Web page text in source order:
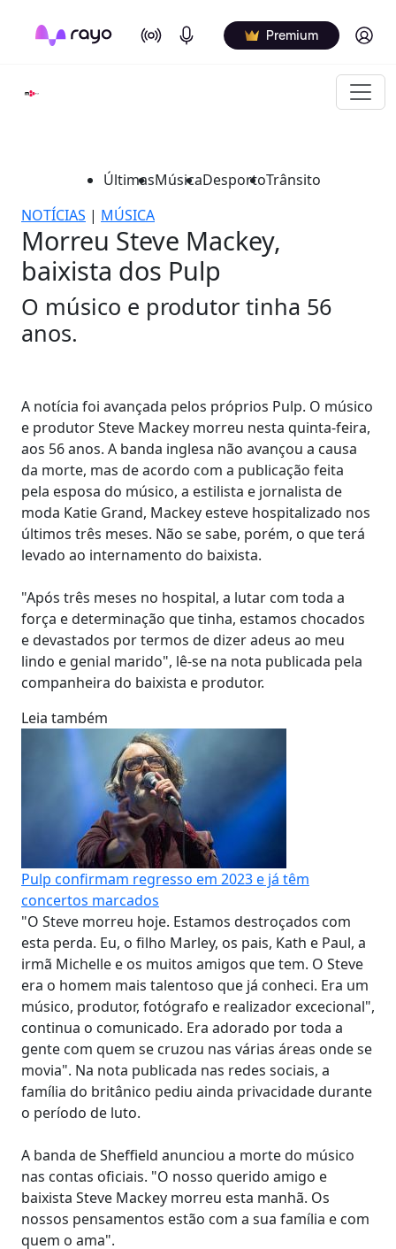
On Air Podcasts Premium Log in
ÚltimasMúsicaDesportoTrânsito
NOTÍCIAS | MÚSICA
Morreu Steve Mackey,
baixista dos Pulp
O músico e produtor tinha 56
anos.
A notícia foi avançada pelos próprios Pulp. O músico
e produtor Steve Mackey morreu nesta quinta-feira,
aos 56 anos. A banda inglesa não avançou a causa
da morte, mas de acordo com a publicação feita
pela esposa do músico, a estilista e jornalista de
moda Katie Grand, Mackey esteve hospitalizado nos
últimos três meses. Não se sabe, porém, o que terá
levado ao internamento do baixista.
"Após três meses no hospital, a lutar com toda a
força e determinação que tinha, estamos chocados
e devastados por termos de dizer adeus ao meu
lindo e genial marido", lê-se na nota publicada pela
companheira do baixista e produtor.
Leia também
Pulp confirmam regresso em 2023 e já têm
concertos marcados
"O Steve morreu hoje. Estamos destroçados com
esta perda. Eu, o filho Marley, os pais, Kath e Paul, a
irmã Michelle e os muitos amigos que tem. O Steve
era o homem mais talentoso que já conheci. Era um
músico, produtor, fotógrafo e realizador excecional",
continua o comunicado. Era adorado por toda a
gente com quem se cruzou nas várias áreas onde se
movia". Na nota publicada nas redes sociais, a
família do britânico pediu ainda privacidade durante
o período de luto.
A banda de Sheffield anunciou a morte do músico
nas contas oficiais. "O nosso querido amigo e
baixista Steve Mackey morreu esta manhã. Os
nossos pensamentos estão com a sua família e com
quem o ama".